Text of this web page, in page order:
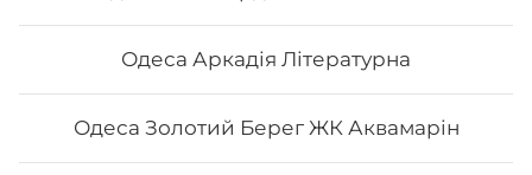
Одеса Аркадія Літературна
Одеса Золотий Берег ЖК Аквамарін